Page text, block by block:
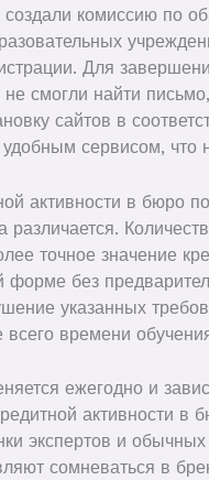
комиссию по
Для
смогли найти
сайтов в
удобным сервисом,
активности в бюро
различается.
точное значение
без
указанных
всего времени
ежегодно и
активности в
экспертов и
сомневаться в